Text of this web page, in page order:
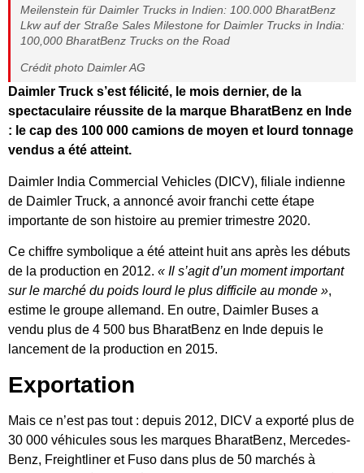
Meilenstein für Daimler Trucks in Indien: 100.000 BharatBenz
Lkw auf der Straße Sales Milestone for Daimler Trucks in India:
100,000 BharatBenz Trucks on the Road
Crédit photo Daimler AG
Daimler Truck s’est félicité, le mois dernier, de la
spectaculaire réussite de la marque BharatBenz en Inde
: le cap des 100 000 camions de moyen et lourd tonnage
vendus a été atteint.
Daimler India Commercial Vehicles (DICV), filiale indienne
de Daimler Truck, a annoncé avoir franchi cette étape
importante de son histoire au premier trimestre 2020.
Ce chiffre symbolique a été atteint huit ans après les débuts
de la production en 2012. « Il s’agit d’un moment important
sur le marché du poids lourd le plus difficile au monde »,
estime le groupe allemand. En outre, Daimler Buses a
vendu plus de 4 500 bus BharatBenz en Inde depuis le
lancement de la production en 2015.
Exportation
Mais ce n’est pas tout : depuis 2012, DICV a exporté plus de
30 000 véhicules sous les marques BharatBenz, Mercedes-
Benz, Freightliner et Fuso dans plus de 50 marchés à